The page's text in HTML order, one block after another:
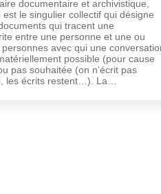
documentaire et archivistique,
le singulier collectif qui désigne
qui tracent une
entre une personne et une ou
avec qui une
possible (pour cause
pas souhaitée (on n’écrit pas
les écrits restent…). La…